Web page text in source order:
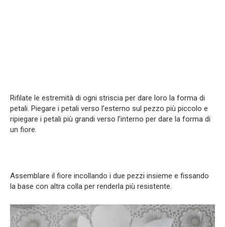
Rifilate le estremità di ogni striscia per dare loro la forma di
petali. Piegare i petali verso l’esterno sul pezzo più piccolo e
ripiegare i petali più grandi verso l’interno per dare la forma di
un fiore.
Assemblare il fiore incollando i due pezzi insieme e fissando
la base con altra colla per renderla più resistente.